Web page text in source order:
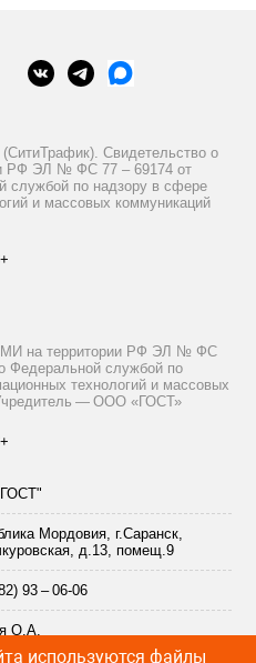
Свидетельство о
РФ ЭЛ № ФС 77 – 69174 от
службой по надзору в сфере
и массовых коммуникаций
на территории РФ ЭЛ № ФС
Федеральной службой по
технологий и массовых
— ООО «ГОСТ»
Мордовия, г.Саранск,
д.13, помещ.9
93 – 06-06
О.А.
используются файлы